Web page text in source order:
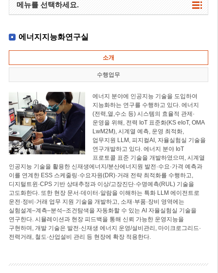
메뉴를 선택하세요.
에너지지능화연구실
소개
수행업무
에너지 분야에 인공지능 기술을 도입하여
지능화하는 연구를 수행하고 있다. 에너지
(전력,열,수소 등) 시스템의 효율적 관제·
운영을 위해, 전력 IoT 표준화(KS eIoT, OMA
LwM2M), 시계열 예측, 운영 최적화,
업무지원 LLM, 피지컬AI, 자율실험실 기술을
연구개발하고 있다. 에너지 분야 IoT
프로토콜 표준 기술을 개발하였으며, 시계열
인공지능 기술을 활용한 신재생에너지/분산에너지원 발전·수요·가격 예측과
이를 연계한 ESS 스케줄링·수요자원(DR)·거래 전략 최적화를 수행하고,
디지털트윈·CPS 기반 상태추정과 이상/고장진단·수명예측(RUL) 기술을
고도화한다. 또한 현장 문서·데이터·알람을 이해하는 특화 LLM 에이전트로
운전·정비·거래 업무 지원 기술을 개발하고, 소재·부품·장비 영역에는
실험설계–계측–분석–조건탐색을 자동화할 수 있는 AI 자율실험실 기술을
연구한다. 시뮬레이션과 현장 피드백을 통해 신뢰 가능한 운영지능을
구현하며, 개발 기술은 발전·신재생 에너지 운영/설비관리, 마이크로그리드·
전력거래, 철도·산업설비 관리 등 현장에 확장 적용한다.